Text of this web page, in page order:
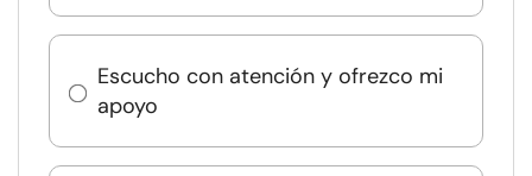
Escucho con atención y ofrezco mi
apoyo